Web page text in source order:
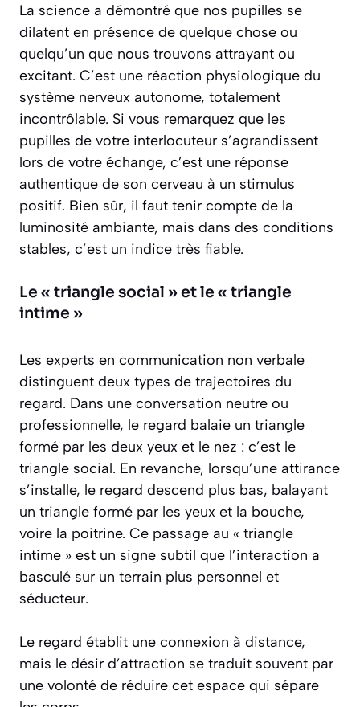
La science a démontré que nos pupilles se
dilatent en présence de quelque chose ou
quelqu’un que nous trouvons attrayant ou
excitant. C’est une réaction physiologique du
système nerveux autonome, totalement
incontrôlable. Si vous remarquez que les
pupilles de votre interlocuteur s’agrandissent
lors de votre échange, c’est une réponse
authentique de son cerveau à un stimulus
positif. Bien sûr, il faut tenir compte de la
luminosité ambiante, mais dans des conditions
stables, c’est un indice très fiable.
Le « triangle social » et le « triangle
intime »
Les experts en communication non verbale
distinguent deux types de trajectoires du
regard. Dans une conversation neutre ou
professionnelle, le regard balaie un triangle
formé par les deux yeux et le nez : c’est le
triangle social. En revanche, lorsqu’une attirance
s’installe, le regard descend plus bas, balayant
un triangle formé par les yeux et la bouche,
voire la poitrine. Ce passage au « triangle
intime » est un signe subtil que l’interaction a
basculé sur un terrain plus personnel et
séducteur.
Le regard établit une connexion à distance,
mais le désir d’attraction se traduit souvent par
une volonté de réduire cet espace qui sépare